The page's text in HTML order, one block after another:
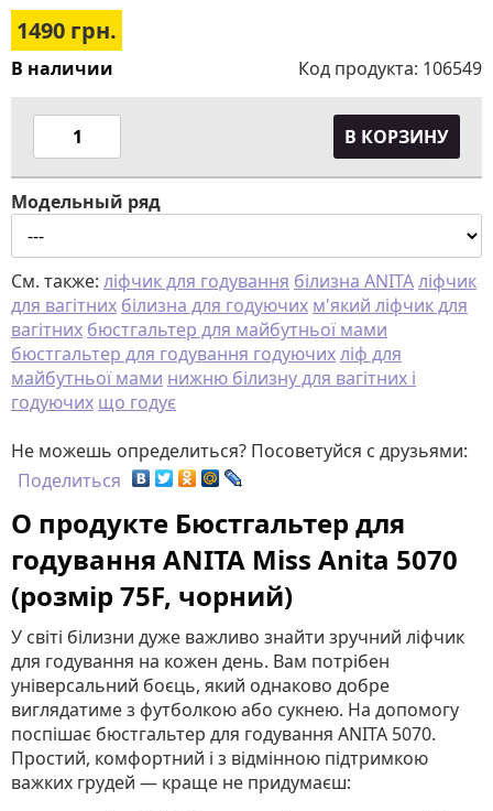
1490 грн.
В наличии Код продукта: 106549
В КОРЗИНУ
Модельный ряд
См. также: ліфчик для годування білизна ANITAліфчик
для вагітних білизна для годуючих м'який ліфчик для
вагітних бюстгальтер для майбутньої мами
бюстгальтер для годування годуючихліф для
майбутньої мами нижню білизну для вагітних і
годуючих що годує
Не можешь определиться? Посоветуйся с друзьями:
Поделиться
О продукте Бюстгальтер для
годування ANITA Miss Anita 5070
(розмір 75F, чорний)
У світі білизни дуже важливо знайти зручний ліфчик
для годування на кожен день. Вам потрібен
універсальний боєць, який однаково добре
виглядатиме з футболкою або сукнею. На допомогу
поспішає бюстгальтер для годування ANITA 5070.
Простий, комфортний і з відмінною підтримкою
важких грудей — краще не придумаєш: